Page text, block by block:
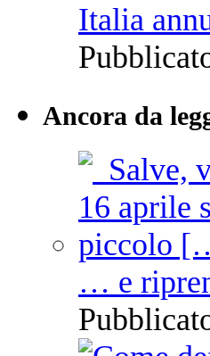
Italia
Ancora da
… e